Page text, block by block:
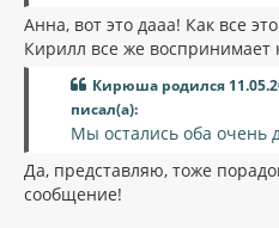
Анна, вот это дааа! Как все
Кирилл все же воспринимает
Кирюша родился
писал(а):
Мы остались оба очень
Да, представляю, тоже
сообщение!